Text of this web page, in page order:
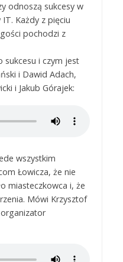
odnoszą sukcesy w
Każdy z pięciu
pochodzi z
i czym jest
i Dawid Adach,
i Jakub Górajek:
wszystkim
Łowicza, że nie
miasteczkowca i, że
Mówi Krzysztof